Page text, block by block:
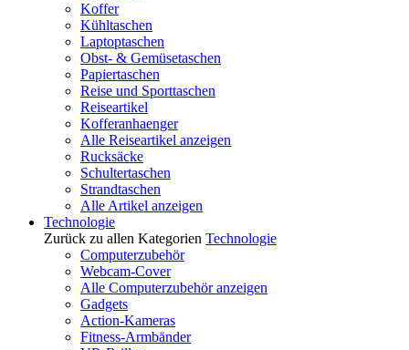
Koffer
Kühltaschen
Laptoptaschen
Obst- & Gemüsetaschen
Papiertaschen
Reise und Sporttaschen
Reiseartikel
Kofferanhaenger
Alle Reiseartikel anzeigen
Rucksäcke
Schultertaschen
Strandtaschen
Alle Artikel anzeigen
Technologie
Zurück zu allen Kategorien Technologie
Computerzubehör
Webcam-Cover
Alle Computerzubehör anzeigen
Gadgets
Action-Kameras
Fitness-Armbänder